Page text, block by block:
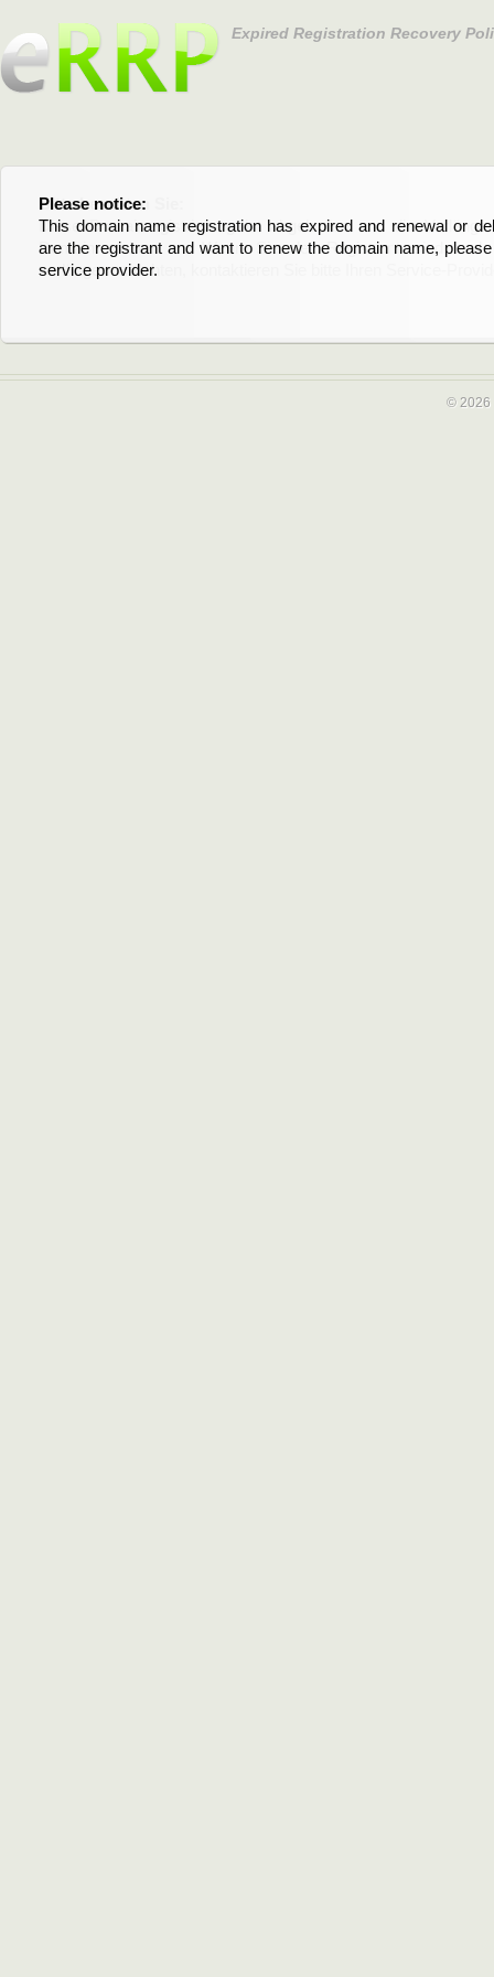
Expired Registration Recovery
Please notice:
This domain name registration has expired and renewal or
are the registrant and want to renew the domain name,
service provider.
Bitte beachten Sie:
Diese Domainregistrierung ist abgelaufen und die
Domain stehen an. Wenn Sie der Registrant sind und
verlängern möchten, kontaktieren Sie bitte Ihren Service-
© 2026